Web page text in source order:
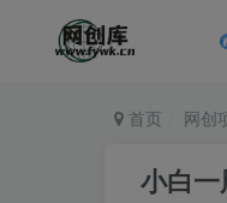
首页 网创
小白